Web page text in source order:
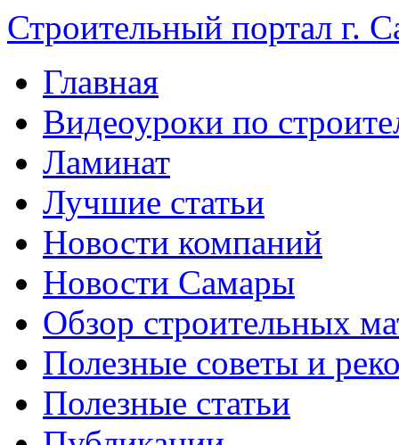
Строительный портал г.
Главная
Видеоуроки по
Ламинат
Лучшие статьи
Новости компаний
Новости Самары
Обзор строительных
Полезные советы и
Полезные статьи